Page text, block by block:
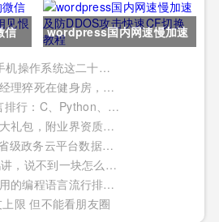
举办
信
见
wordpress国内网速慢加速
及防DDOS攻击快速CF切换
教程
从塞班到鸿蒙 —— 手机操作系统这二十年历程
突发！商汤科技技术经理猝死在健身房，网友：996福报何时是个头
2020年11月编程语言排行：C、Python、Java
信息安全界豪华赋能大礼包，附业界资质证书备考指南！
云上贵州 | 安华金和省级政务云平台数据安全实践
29、沟通经常鸡同鸭讲，说不到一块怎么办？
快来看看，你正在使用的编程语言流行排行榜！别被时代淘汰了
限 但不能看朋友圈